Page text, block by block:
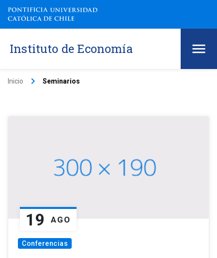
Instituto de Economía
Inicio keyboard_arrow_right Seminarios
19 AGO
Conferencias